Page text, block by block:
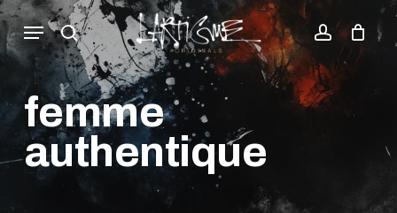
Skip
to
main
content
search account
Menu
Panier
Close
Cart
femme
authentique
Fermer
les